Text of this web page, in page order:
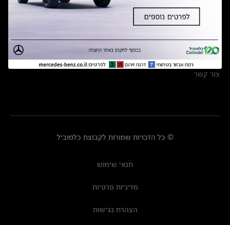
מצאו אותנו
אולמות תצוגה
מרכזי שירות
צור קשר
© כל הזכויות שמורות לקבוצת כלמוביל
תנאי שימוש
מדיניות פרטיות
הצהרת נגישות